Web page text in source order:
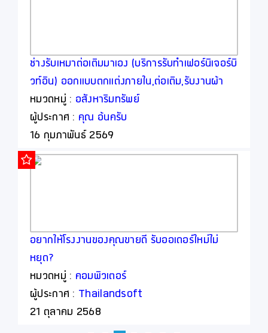
ช่างรับเหมาต่อเติมมาเอง (บริการรับทำเฟอร์นิเจอร์บิ
วท์อิน) ออกแบบตกแต่งภายใน,ต่อเติม,รับงานผ้า
ม่าน,วอลล์เปเปอร์ โดยออกแบบพร้อมให้คำปรึกษา
ฟรี (เรารับงานโดยตรงจากท่าน)
หมวดหมู่ : อสังหาริมทรัพย์
ผู้ประกาศ : คุณ อ้นครับ
16 กุมภาพันธ์ 2569
อยากให้โรงงานของคุณขายดี รับออเดอร์ใหม่ไม่
หยุด?
หมวดหมู่ : คอมพิวเตอร์
ผู้ประกาศ : Thailandsoft
21 ตุลาคม 2568